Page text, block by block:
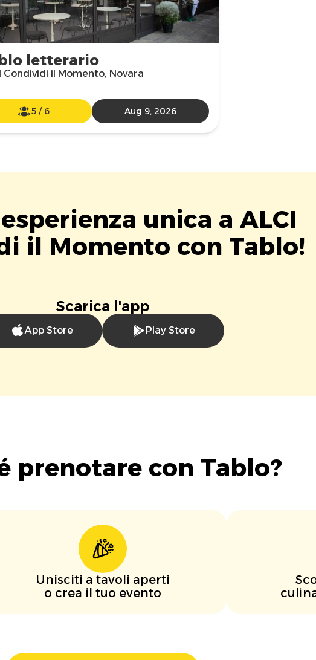
letterario
Condividi il Momento, Novara
5 / 6 Aug 9, 2026
unica a ALCI
il Momento con Tablo!
Scarica l'app
App Store Play Store
prenotare con Tablo?
Unisciti a tavoli aperti
o crea il tuo evento